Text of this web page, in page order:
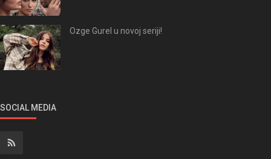
Ozge Gurel u novoj seriji!
SOCIAL MEDIA